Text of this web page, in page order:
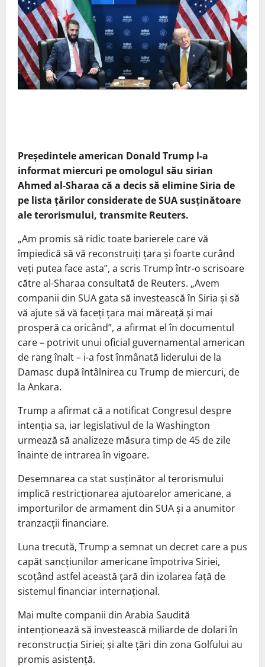
Preşedintele american Donald Trump l-a
informat miercuri pe omologul său sirian
Ahmed al-Sharaa că a decis să elimine Siria de
pe lista ţărilor considerate de SUA susţinătoare
ale terorismului, transmite Reuters.
„Am promis să ridic toate barierele care vă
împiedică să vă reconstruiţi ţara şi foarte curând
veţi putea face asta”, a scris Trump într-o scrisoare
către al-Sharaa consultată de Reuters. „Avem
companii din SUA gata să investească în Siria şi să
vă ajute să vă faceţi ţara mai măreaţă şi mai
prosperă ca oricând”, a afirmat el în documentul
care – potrivit unui oficial guvernamental american
de rang înalt – i-a fost înmânată liderului de la
Damasc după întâlnirea cu Trump de miercuri, de
la Ankara.
Trump a afirmat că a notificat Congresul despre
intenţia sa, iar legislativul de la Washington
urmează să analizeze măsura timp de 45 de zile
înainte de intrarea în vigoare.
Desemnarea ca stat susţinător al terorismului
implică restricţionarea ajutoarelor americane, a
importurilor de armament din SUA şi a anumitor
tranzacţii financiare.
Luna trecută, Trump a semnat un decret care a pus
capăt sancţiunilor americane împotriva Siriei,
scoţând astfel această ţară din izolarea faţă de
sistemul financiar internaţional.
Mai multe companii din Arabia Saudită
intenţionează să investească miliarde de dolari în
reconstrucţia Siriei; şi alte ţări din zona Golfului au
promis asistenţă.